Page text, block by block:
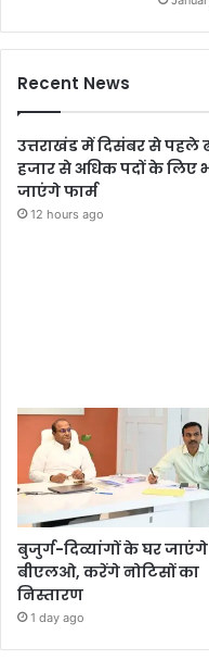
Recent News
उत्तराखंड में दिसंबर से पहले
हजार से अधिक पदों के लिए
जाएंगे फार्म
12 hours ago
बुजुर्ग-दिव्यांगों के घर जाएंगे
बीएलओ, करेंगे नोटिसों का
निस्तारण
1 day ago